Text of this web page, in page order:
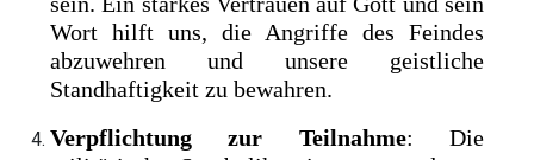
Wort hilft uns, die Angriffe des Feindes
abzuwehren und unsere geistliche
Standhaftigkeit zu bewahren.
Verpflichtung zur Teilnahme: Die